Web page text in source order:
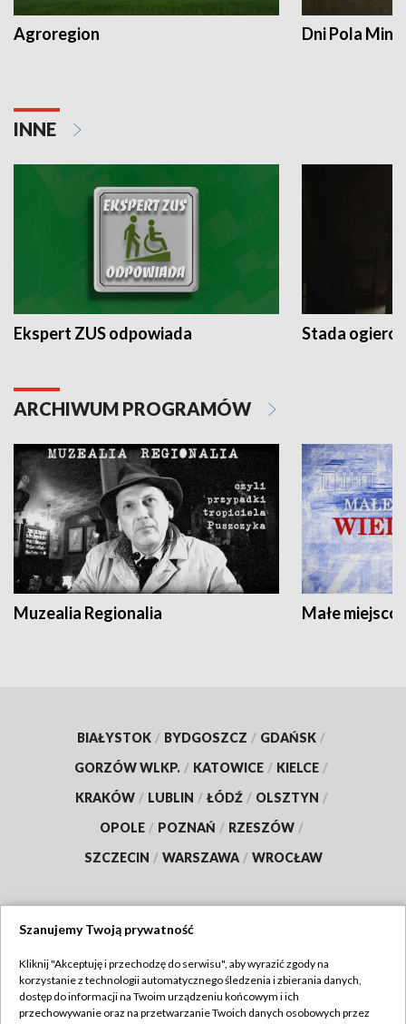
Agroregion Dni Pola
INNE
Ekspert ZUS odpowiada Stada
ARCHIWUM PROGRAMÓW
Muzealia Regionalia Małe
BIAŁYSTOK / BYDGOSZCZ / GDAŃSK /
GORZÓW WLKP. / KATOWICE / KIELCE /
KRAKÓW / LUBLIN / ŁÓDŹ / OLSZTYN /
OPOLE / POZNAŃ / RZESZÓW /
SZCZECIN / WARSZAWA / WROCŁAW
TVP
Abonament TVP
Regulamin TVP
Szanujemy Twoją prywatność
Kliknij "Akceptuję i przechodzę do serwisu", aby wyrazić zgody na
korzystanie z technologii automatycznego śledzenia i zbierania danych,
dostęp do informacji na Twoim urządzeniu końcowym i ich
przechowywanie oraz na przetwarzanie Twoich danych osobowych przez